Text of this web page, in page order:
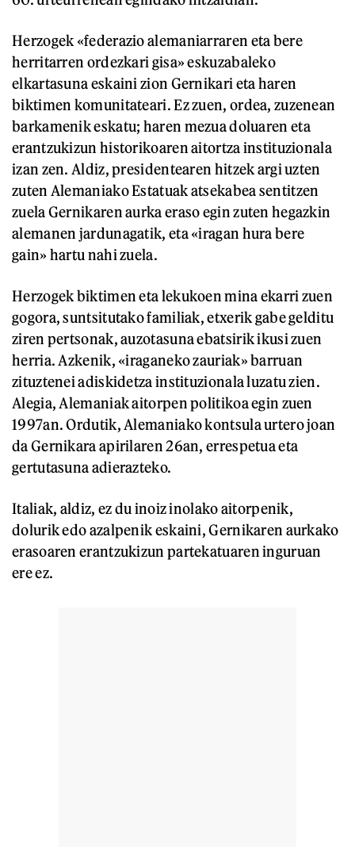
Herzogek «federazio alemaniarraren eta bere
herritarren ordezkari gisa» eskuzabaleko
elkartasuna eskaini zion Gernikari eta haren
biktimen komunitateari. Ez zuen, ordea, zuzenean
barkamenik eskatu; haren mezua doluaren eta
erantzukizun historikoaren aitortza instituzionala
izan zen. Aldiz, presidentearen hitzek argi uzten
zuten Alemaniako Estatuak atsekabea sentitzen
zuela Gernikaren aurka eraso egin zuten hegazkin
alemanen jardunagatik, eta «iragan hura bere
gain» hartu nahi zuela.
Herzogek biktimen eta lekukoen mina ekarri zuen
gogora, suntsitutako familiak, etxerik gabe gelditu
ziren pertsonak, auzotasuna ebatsirik ikusi zuen
herria. Azkenik, «iraganeko zauriak» barruan
zituztenei adiskidetza instituzionala luzatu zien.
Alegia, Alemaniak aitorpen politikoa egin zuen
1997an. Ordutik, Alemaniako kontsula urtero joan
da Gernikara apirilaren 26an, errespetua eta
gertutasuna adierazteko.
Italiak, aldiz, ez du inoiz inolako aitorpenik,
dolurik edo azalpenik eskaini, Gernikaren aurkako
erasoaren erantzukizun partekatuaren inguruan
ere ez.